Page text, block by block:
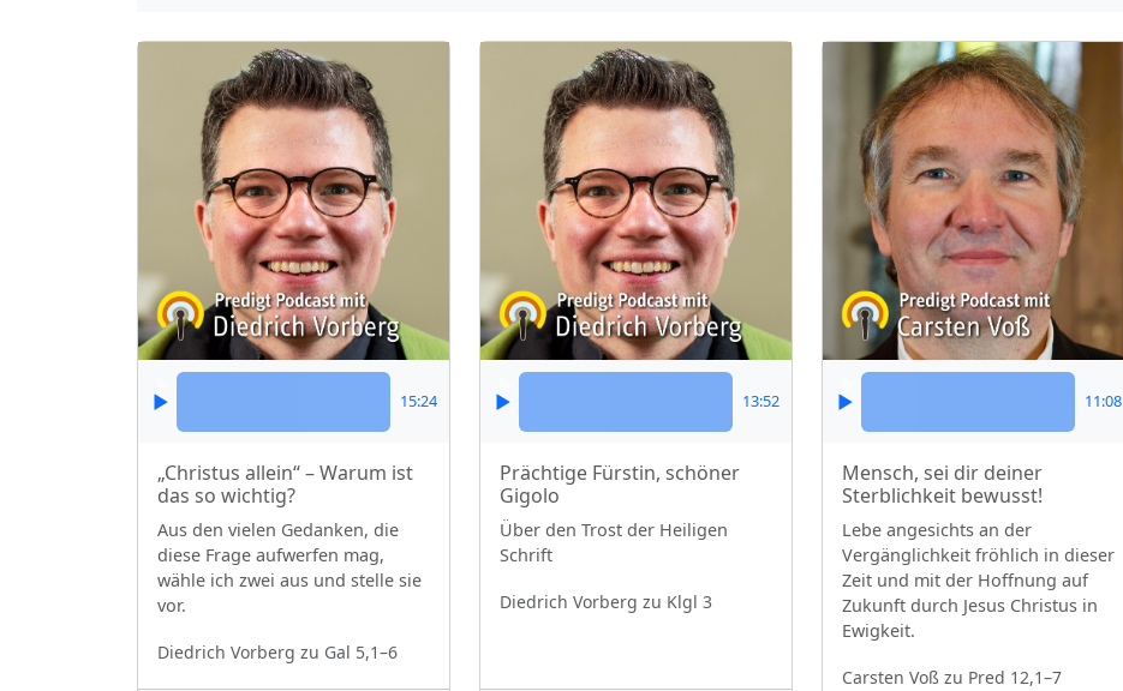
15:24
„Christus allein“ – Warum ist
das so wichtig?
Aus den vielen Gedanken, die
diese Frage aufwerfen mag,
wähle ich zwei aus und stelle sie
vor.
Diedrich Vorberg zu Gal 5,1–6
13:52
Prächtige Fürstin, schöner
Gigolo
Über den Trost der Heiligen
Schrift
Diedrich Vorberg zu Klgl 3
11:08
Mensch, sei dir deiner
Sterblichkeit bewusst!
Lebe angesichts an der
Vergänglichkeit fröhlich in dieser
Zeit und mit der Hoffnung auf
Zukunft durch Jesus Christus in
Ewigkeit.
Carsten Voß zu Pred 12,1–7